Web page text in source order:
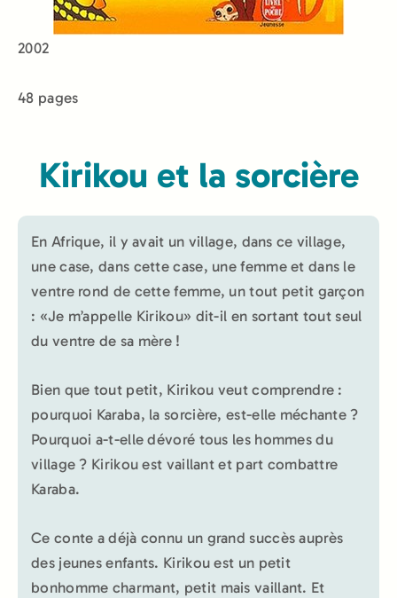
2002
48 pages
Kirikou et la sorcière
En Afrique, il y avait un village, dans ce village,
une case, dans cette case, une femme et dans le
ventre rond de cette femme, un tout petit garçon
: «Je m’appelle Kirikou» dit-il en sortant tout seul
du ventre de sa mère !
Bien que tout petit, Kirikou veut comprendre :
pourquoi Karaba, la sorcière, est-elle méchante ?
Pourquoi a-t-elle dévoré tous les hommes du
village ? Kirikou est vaillant et part combattre
Karaba.
Ce conte a déjà connu un grand succès auprès
des jeunes enfants. Kirikou est un petit
bonhomme charmant, petit mais vaillant. Et